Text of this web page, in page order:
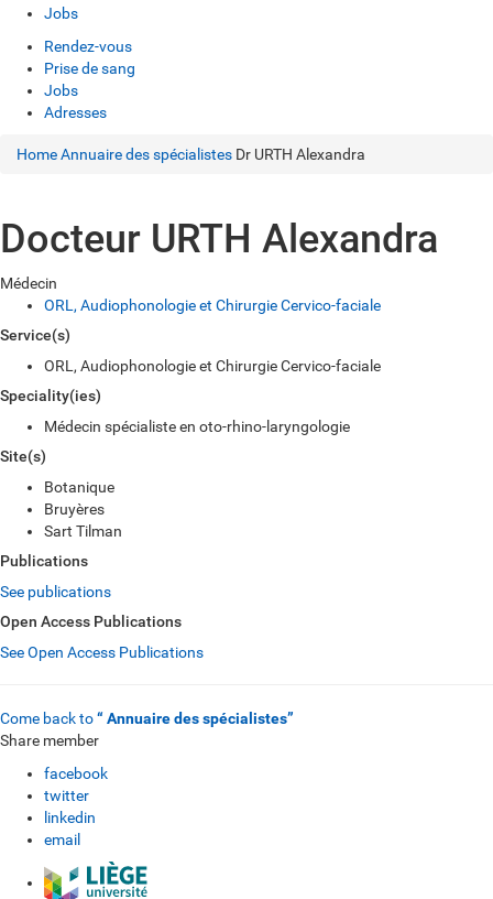
Jobs
Rendez-vous
Prise de sang
Jobs
Adresses
HomeAnnuaire des spécialistes Dr URTH Alexandra
Docteur URTH Alexandra
Médecin
ORL, Audiophonologie et Chirurgie Cervico-faciale
Service(s)
ORL, Audiophonologie et Chirurgie Cervico-faciale
Speciality(ies)
Médecin spécialiste en oto-rhino-laryngologie
Site(s)
Botanique
Bruyères
Sart Tilman
Publications
See publications
Open Access Publications
See Open Access Publications
Come back to“ Annuaire des spécialistes”
Share member
facebook
twitter
linkedin
email